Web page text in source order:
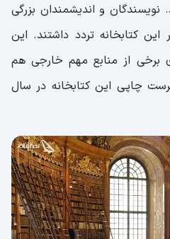
و اندیشمندان بزرگی
این کتابخانه تردد داشتند. این
برخی از منابع مهم خارجی هم
چاپی این کتابخانه در سال